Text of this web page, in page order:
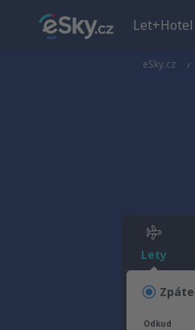
Let+Hotel
eSky.cz
Lety
Odkud